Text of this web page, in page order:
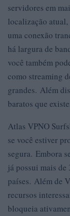
servidores em
localização atual,
uma conexão
há largura de
você também
como streaming
grandes. Além
baratos que
Atlas VPNO
se você estiver
segura. Embora
já possui mais
países. Além de
recursos
bloqueia